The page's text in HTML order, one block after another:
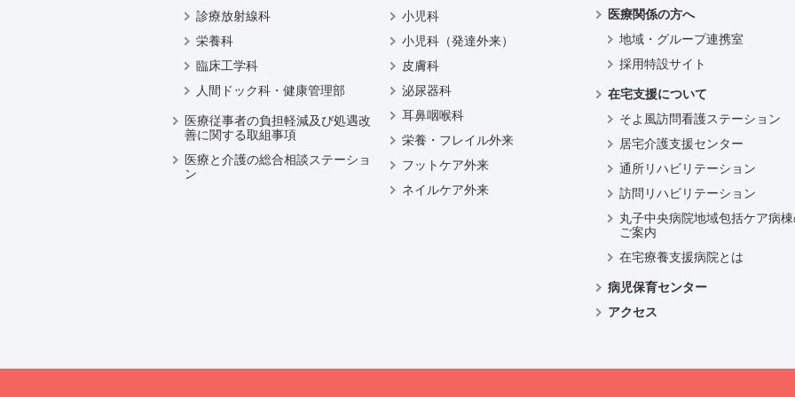
診療放射線科
栄養科
臨床工学科
人間ドック科・健康管理部
医療従事者の負担軽減及び処遇改
善に関する取組事項
医療と介護の総合相談ステーショ
ン
小児科
小児科（発達外来）
皮膚科
泌尿器科
耳鼻咽喉科
栄養・フレイル外来
フットケア外来
ネイルケア外来
医療関係の方へ
地域・グループ連携室
採用特設サイト
在宅支援について
そよ風訪問看護ステーション
居宅介護支援センター
通所リハビリテーション
訪問リハビリテーション
丸子中央病院地域包括ケア病
ご案内
在宅療養支援病院とは
病児保育センター
アクセス